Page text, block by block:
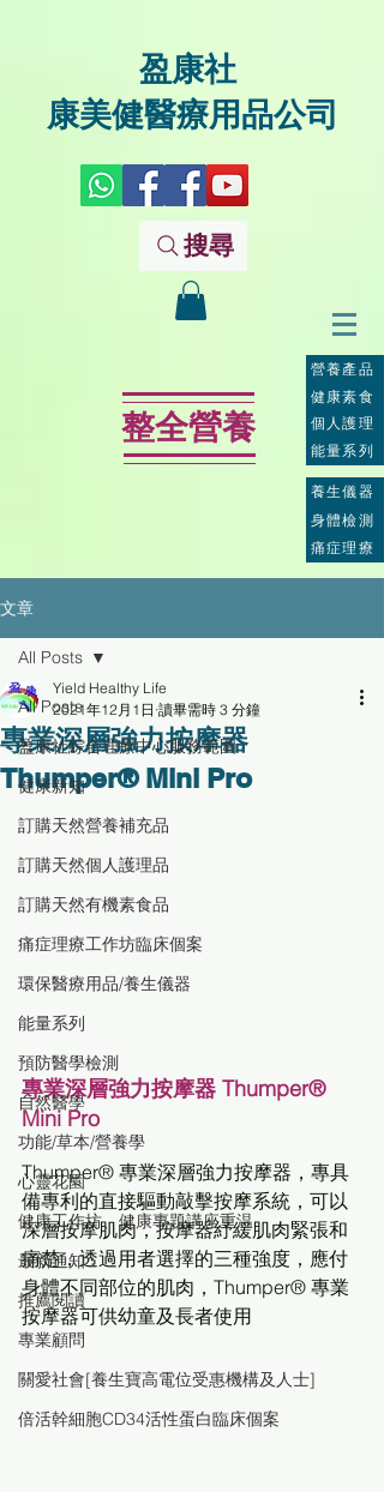
盈康社
康美健醫療用品公司
搜尋
整全營養
營養產品
個人護理
能量系列
健康素食
養生儀器
身體檢測
痛症理療
文章
All Posts
盈康社綜合理療中心服務範圍
健康新知
訂購天然營養補充品
訂購天然個人護理品
訂購天然有機素食品
痛症理療工作坊臨床個案
環保醫療用品/養生儀器
能量系列
預防醫學檢測
自然醫學
功能/草本/營養學
心靈花園
健康工作坊、健康專題講座重温
最新通知
推薦閱讀
專業顧問
關愛社會[養生寶高電位受惠機構及人士]
倍活幹細胞CD34活性蛋白臨床個案
All Posts
專業深層強力按摩器
Thumper® Mini Pro
Yield Healthy Life
2021年12月1日 讀畢需時 3 分鐘
專業深層強力按摩器 Thumper®
Mini Pro
Thumper® 專業深層強力按摩器，專具
備專利的直接驅動敲擊按摩系統，可以
深層按摩肌肉，按摩器紓緩肌肉緊張和
痛楚，透過用者選擇的三種強度，應付
身體不同部位的肌肉，Thumper® 專業
按摩器可供幼童及長者使用